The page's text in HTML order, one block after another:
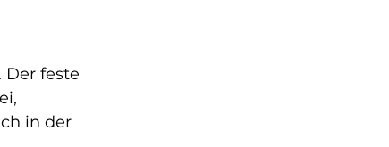
Der feste
in der